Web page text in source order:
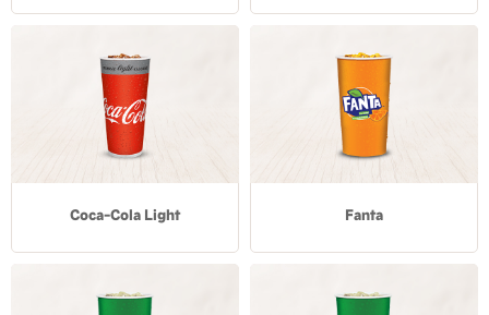
Coca-Cola Light Fanta